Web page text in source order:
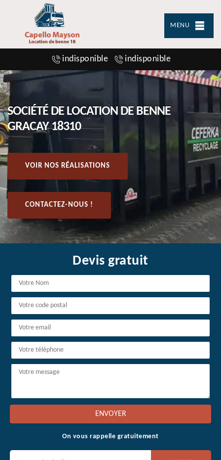
MENU
indisponible indisponible
SOCIÉTÉ DE LOCATION DE BENNE
GRACAY 18310
VOIR NOS RÉALISATIONS
CONTACTEZ-NOUS !
Devis gratuit
On vous rappelle gratuitement